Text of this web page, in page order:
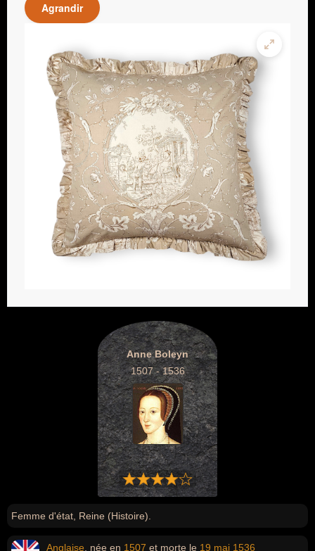
Agrandir
Anne Boleyn
1507 - 1536
Femme d'état, Reine (Histoire).
Anglaise , née en 1507 et morte le 19 mai 1536